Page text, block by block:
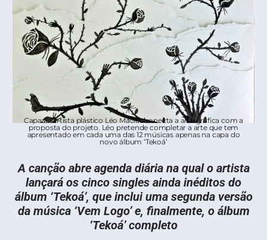
Capa: O artista plástico Léo Macias conecta a arte gráfica com a
proposta do projeto. Léo pretende completar a arte que tem
apresentado em cada uma das 12 músicas apenas na capa do
novo álbum ‘Tekoá’
A canção abre agenda diária na qual o artista
lançará os cinco singles ainda inéditos do
álbum ‘Tekoá’, que inclui uma segunda versão
da música ‘Vem Logo’ e, finalmente, o álbum
‘Tekoá’ completo